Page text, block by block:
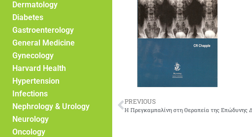
Dermatology
Diabetes
Gastroenterology
General Medicine
Gynecology
Harvard Health
Hypertension
Infections
Nephrology & Urology
Neurology
Oncology
PREVIOUS